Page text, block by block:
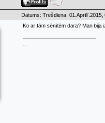
Datums: Trešdiena,
Ko ar tām sēnītēm dara? Man bija
...